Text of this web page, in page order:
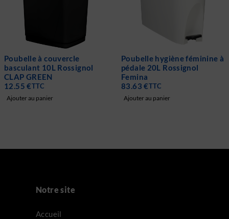
Poubelle à couvercle
basculant 10L Rossignol
CLAP GREEN
12.55€TTC
Ajouter au panier
Poubelle hygiène féminine à
pédale 20L Rossignol
Femina
83.63€TTC
Ajouter au panier
Notre site
Accueil